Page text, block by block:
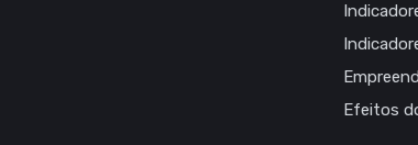
Efeitos